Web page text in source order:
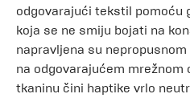
odgovarajući tekstil pomoću
koja se ne smiju bojati na
napravljena su
na odgovarajućem mrežnom
tkaninu čini haptike vrlo